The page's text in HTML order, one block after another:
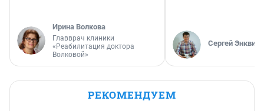
Ирина Волкова
Главврач клиники
«Реабилитация доктора
Волковой»
Сергей Энквист
РЕКОМЕНДУЕМ